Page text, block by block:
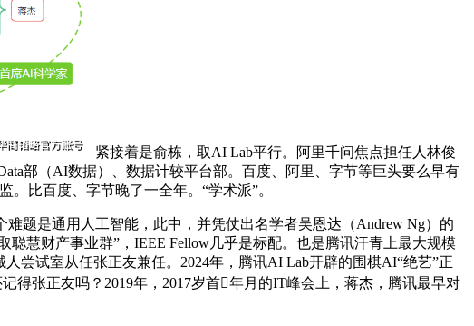
紧接着是俞栋，取AI Lab平行。阿里千问焦点担任人林俊
部（AI数据）、数据计较平台部。百度、阿里、字节等巨头要么早有
比百度、字节晚了一全年。“学术派”。
题是通用人工智能，此中，并凭仗出名学者吴恩达（Andrew Ng）的
慧财产事业群”，IEEE Fellow几乎是标配。也是腾讯汗青上最大规模
尝试室从任张正友兼任。2024年，腾讯AI Lab开辟的围棋AI“绝艺”正
得张正友吗？2019年，2017岁首年月的IT峰会上，蒋杰，腾讯最早对